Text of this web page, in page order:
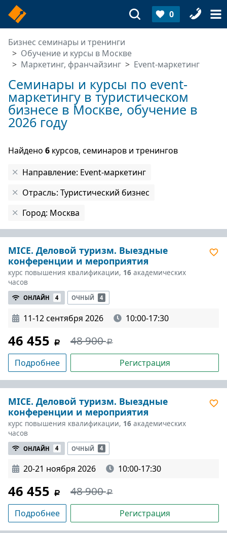
0
Бизнес семинары и тренинги
Обучение и курсы в Москве
Маркетинг, франчайзинг
Event-маркетинг
Семинары и курсы по еvent-
маркетингу в туристическом
бизнесе в Москве, обучение в
2026 году
Найдено 6 курсов, семинаров и тренингов
Направление: Event-маркетинг
Отрасль: Туристический бизнес
Город: Москва
MICE. Деловой туризм. Выездные
конференции и мероприятия
курс повышения квалификации, 16 академических
часов
ОНЛАЙН 4 ОЧНЫЙ 4
11-12 сентября 2026 10:00-17:30
46 455 48 900
Подробнее Регистрация
MICE. Деловой туризм. Выездные
конференции и мероприятия
курс повышения квалификации, 16 академических
часов
ОНЛАЙН 4 ОЧНЫЙ 4
20-21 ноября 2026 10:00-17:30
46 455 48 900
Подробнее Регистрация